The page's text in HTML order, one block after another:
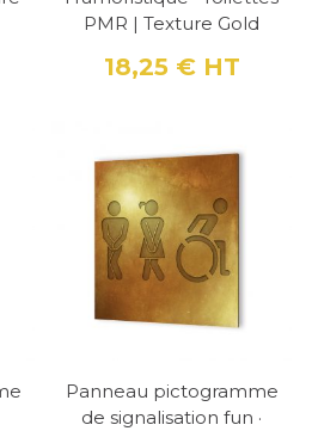
restant respectueux.
de signalisation
hommes,
une signalétique
de signalisation fun
| Texture Gold: Une
informels.
PMR | Texture Gold
Prix
18,25 € HT
Panneau pictogramme
de signalisation fun ·